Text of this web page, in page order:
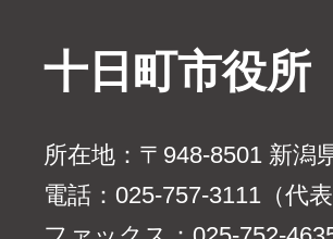
十日町市役所
所在地：〒948-8501 新潟
電話：025-757-3111（代表